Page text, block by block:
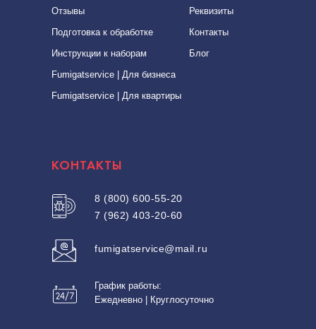
Контакты
Отзывы Реквизиты
7 (962) 403-20-60
fumigatservice@mail.ru
График работы:
Ежедневно | Круглосуточно
Подготовка к обработке
Инструкции к наборам
8 (800) 600-55-20
Блог
КОНТАКТЫ
Fumigatservice | Для бизнеса
Fumigatservice | Для квартиры